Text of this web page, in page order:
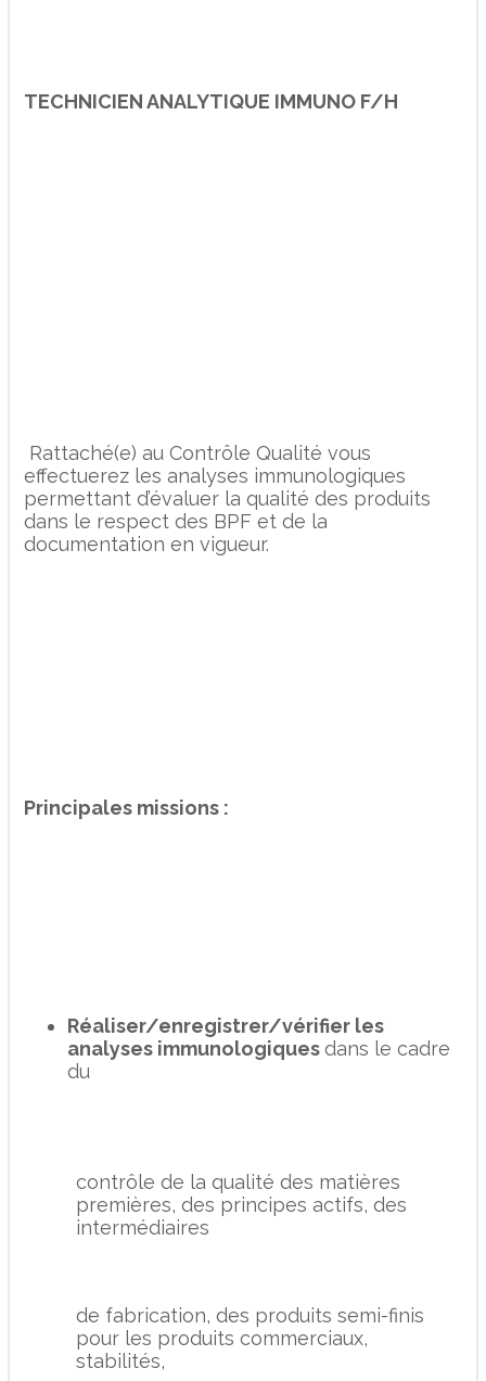
TECHNICIEN ANALYTIQUE IMMUNO F/H
Rattaché(e) au Contrôle Qualité vous
effectuerez les analyses immunologiques
permettant d’évaluer la qualité des produits
dans le respect des BPF et de la
documentation en vigueur.
Principales missions :
Réaliser/enregistrer/vérifier les
analyses immunologiquesdans le cadre
du
contrôle de la qualité des matières
premières, des principes actifs, des
intermédiaires
de fabrication, des produits semi-finis
pour les produits commerciaux,
stabilités,